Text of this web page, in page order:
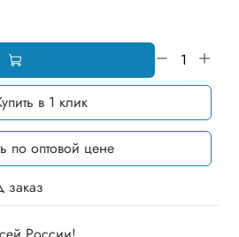
в 1 клик
по оптовой цене
заказ